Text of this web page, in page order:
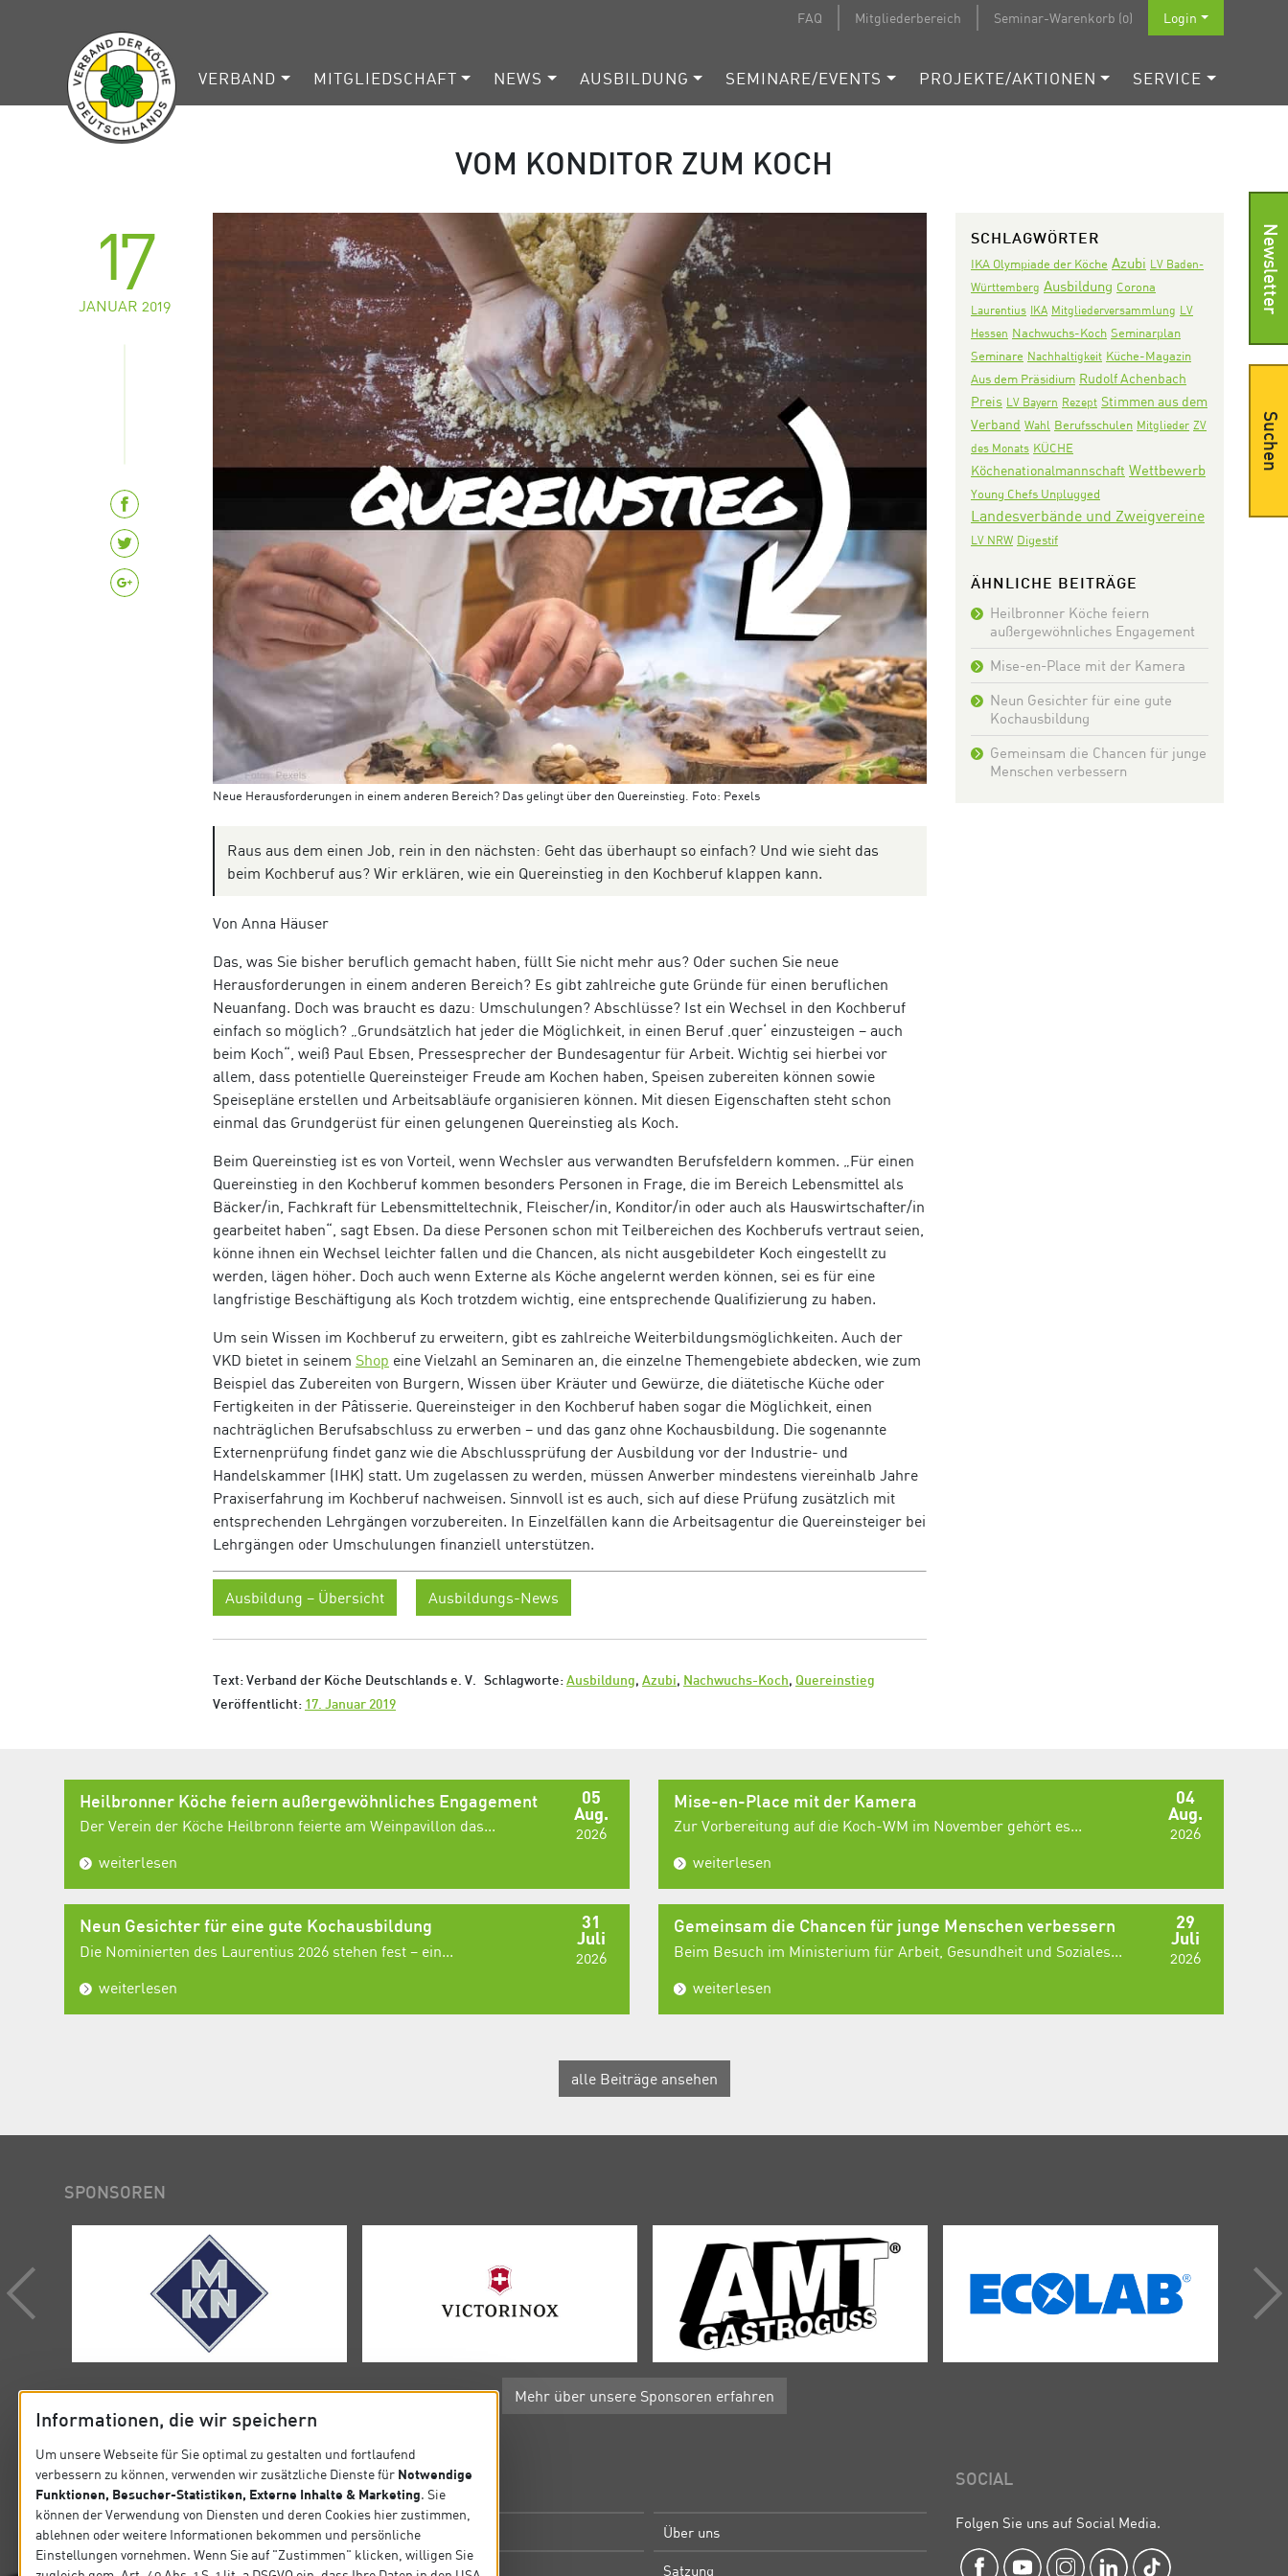
FAQ Mitgliederbereich Seminar-Warenkorb (0) Login
VERBAND MITGLIEDSCHAFT NEWS AUSBILDUNG SEMINARE/EVENTS PROJEKTE/AKTIONEN SERVICE
VOM KONDITOR ZUM KOCH
17
JANUAR 2019
Neue Herausforderungen in einem anderen Bereich? Das gelingt über den Quereinstieg. Foto: Pexels
Raus aus dem einen Job, rein in den nächsten: Geht das überhaupt so einfach? Und wie sieht das
beim Kochberuf aus? Wir erklären, wie ein Quereinstieg in den Kochberuf klappen kann.
Von Anna Häuser
Das, was Sie bisher beruflich gemacht haben, füllt Sie nicht mehr aus? Oder suchen Sie neue
Herausforderungen in einem anderen Bereich? Es gibt zahlreiche gute Gründe für einen beruflichen
Neuanfang. Doch was braucht es dazu: Umschulungen? Abschlüsse? Ist ein Wechsel in den Kochberuf
einfach so möglich? „Grundsätzlich hat jeder die Möglichkeit, in einen Beruf ‚quer‘ einzusteigen – auch
beim Koch“, weiß Paul Ebsen, Pressesprecher der Bundesagentur für Arbeit. Wichtig sei hierbei vor
allem, dass potentielle Quereinsteiger Freude am Kochen haben, Speisen zubereiten können sowie
Speisepläne erstellen und Arbeitsabläufe organisieren können. Mit diesen Eigenschaften steht schon
einmal das Grundgerüst für einen gelungenen Quereinstieg als Koch.
Beim Quereinstieg ist es von Vorteil, wenn Wechsler aus verwandten Berufsfeldern kommen. „Für einen
Quereinstieg in den Kochberuf kommen besonders Personen in Frage, die im Bereich Lebensmittel als
Bäcker/in, Fachkraft für Lebensmitteltechnik, Fleischer/in, Konditor/in oder auch als Hauswirtschafter/in
gearbeitet haben“, sagt Ebsen. Da diese Personen schon mit Teilbereichen des Kochberufs vertraut seien,
könne ihnen ein Wechsel leichter fallen und die Chancen, als nicht ausgebildeter Koch eingestellt zu
werden, lägen höher. Doch auch wenn Externe als Köche angelernt werden können, sei es für eine
langfristige Beschäftigung als Koch trotzdem wichtig, eine entsprechende Qualifizierung zu haben.
Um sein Wissen im Kochberuf zu erweitern, gibt es zahlreiche Weiterbildungsmöglichkeiten. Auch der
VKD bietet in seinem Shop eine Vielzahl an Seminaren an, die einzelne Themengebiete abdecken, wie zum
Beispiel das Zubereiten von Burgern, Wissen über Kräuter und Gewürze, die diätetische Küche oder
Fertigkeiten in der Pâtisserie. Quereinsteiger in den Kochberuf haben sogar die Möglichkeit, einen
nachträglichen Berufsabschluss zu erwerben – und das ganz ohne Kochausbildung. Die sogenannte
Externenprüfung findet ganz wie die Abschlussprüfung der Ausbildung vor der Industrie- und
Handelskammer (IHK) statt. Um zugelassen zu werden, müssen Anwerber mindestens viereinhalb Jahre
Praxiserfahrung im Kochberuf nachweisen. Sinnvoll ist es auch, sich auf diese Prüfung zusätzlich mit
entsprechenden Lehrgängen vorzubereiten. In Einzelfällen kann die Arbeitsagentur die Quereinsteiger bei
Lehrgängen oder Umschulungen finanziell unterstützen.
Ausbildung – Übersicht Ausbildungs-News
Text: Verband der Köche Deutschlands e. V. Schlagworte: Ausbildung, Azubi, Nachwuchs-Koch, Quereinstieg
Veröffentlicht: 17. Januar 2019
SCHLAGWÖRTER
IKA Olympiade der Köche Azubi LV Baden-
Württemberg Ausbildung Corona
Laurentius IKA Mitgliederversammlung LV
Hessen Nachwuchs-Koch Seminarplan
Seminare Nachhaltigkeit Küche-Magazin
Aus dem Präsidium Rudolf Achenbach
Preis LV Bayern Rezept Stimmen aus dem
Verband Wahl Berufsschulen Mitglieder ZV
des Monats KÜCHE
Köchenationalmannschaft Wettbewerb
Young Chefs Unplugged
Landesverbände und Zweigvereine
LV NRW Digestif
ÄHNLICHE BEITRÄGE
Heilbronner Köche feiern
außergewöhnliches Engagement
Mise-en-Place mit der Kamera
Neun Gesichter für eine gute
Kochausbildung
Gemeinsam die Chancen für junge
Menschen verbessern
05
Aug.
2026
Heilbronner Köche feiern außergewöhnliches Engagement
Der Verein der Köche Heilbronn feierte am Weinpavillon das...
weiterlesen
04
Aug.
2026
Mise-en-Place mit der Kamera
Zur Vorbereitung auf die Koch-WM im November gehört es...
weiterlesen
31
Juli
2026
Neun Gesichter für eine gute Kochausbildung
Die Nominierten des Laurentius 2026 stehen fest – ein...
weiterlesen
29
Juli
2026
Gemeinsam die Chancen für junge Menschen verbessern
Beim Besuch im Ministerium für Arbeit, Gesundheit und Soziales...
weiterlesen
alle Beiträge ansehen
Newsletter
Suchen
SPONSOREN
Mehr über unsere Sponsoren erfahren
KONTAKT
Verband der Köche Deutschlands e.V.
Steinlestraße 32 60596 Frankfurt
SITEMAP
Startseite Über uns
Präsidium Satzung
SOCIAL
Folgen Sie uns auf Social Media.
Informationen, die wir speichern
Um unsere Webseite für Sie optimal zu gestalten und fortlaufend
verbessern zu können, verwenden wir zusätzliche Dienste für Notwendige
Funktionen, Besucher-Statistiken, Externe Inhalte & Marketing. Sie
können der Verwendung von Diensten und deren Cookies hier zustimmen,
ablehnen oder weitere Informationen bekommen und persönliche
Einstellungen vornehmen. Wenn Sie auf "Zustimmen" klicken, willigen Sie